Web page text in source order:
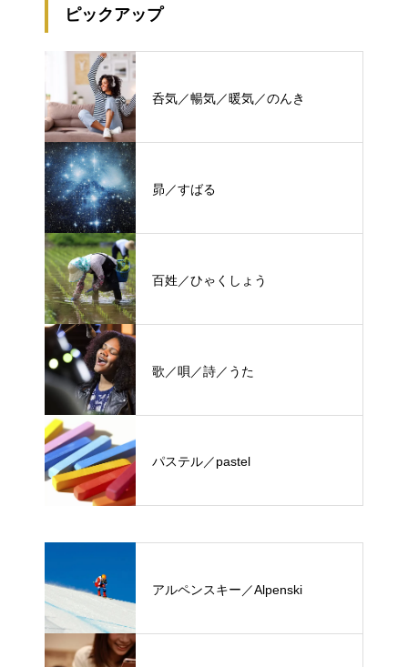
ピックアップ
呑気／暢気／暖気／のんき
昴／すばる
百姓／ひゃくしょう
歌／唄／詩／うた
パステル／pastel
アルペンスキー／Alpenski